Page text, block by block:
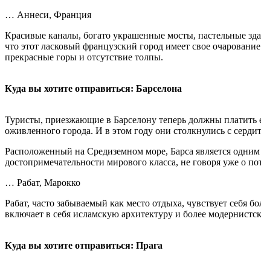
… Аннеси, Франция
Красивые каналы, богато украшенные мосты, пастельные
что этот ласковый французский город имеет свое
прекрасные горы и отсутствие толпы.
Куда вы хотите отправиться: Барселона
Туристы, приезжающие в Барселону теперь должны платить
оживленного города. И в этом году они столкнулись с
Расположенный на Средиземном море, Барса является
достопримечательности мирового класса, не говоря уже о
… Рабат, Марокко
Рабат, часто забываемый как место отдыха, чувствует себя
включает в себя исламскую архитектуру и более
Куда вы хотите отправиться: Прага